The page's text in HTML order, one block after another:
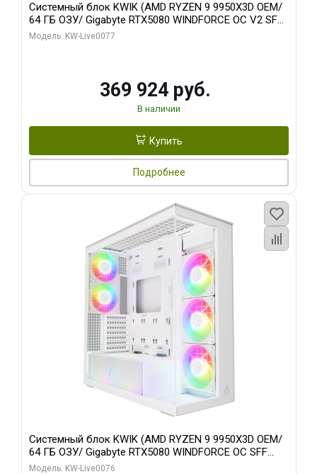
Системный блок KWIK (AMD RYZEN 9 9950X3D OEM/
64 ГБ ОЗУ/ Gigabyte RTX5080 WINDFORCE OC V2 SFF
16GB GDDR7 256b/ 960 ГБ SSD)
Модель: KW-Live0077
369 924 руб.
В наличии
Купить
Подробнее
Системный блок KWIK (AMD RYZEN 9 9950X3D OEM/
64 ГБ ОЗУ/ Gigabyte RTX5080 WINDFORCE OC SFF
16GB GDDR7 256bit / 960 ГБ SSD)
Модель: KW-Live0076